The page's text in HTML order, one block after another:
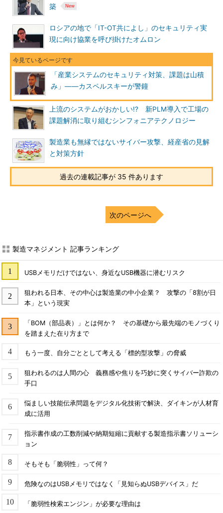
築
ロシアの地で「IT-OT共によし」のセキュリティ実
現に向け協業を呼び掛けたオムロン
「産業システムのセキュリティ対策、課題は山積
み」――カスペルスキーが警鐘
上流のシステムがおかしい!? 新PLM導入で工場の
課題解消に取り組むシンフォニアテクノロジー
製造業も無縁ではないサイバー攻撃、経産省の見解
と対策方針
過去の連載記事が 35 件あります
次のページへ
製造マネジメント 記事ランキング
USBメモリだけではない、身近なUSB機器に潜むリスク
狙われる日本、その中心は製造業の中小企業？ 攻撃の「8割が日
本」という現実
「BOM（部品表）」とは何か？ その基礎から最先端のモノづくり
を踏まえた在り方まで
もう一度、自分ごととして考える「標的型攻撃」の脅威
狙われるのは人間の心 義務感や焦りを巧妙に突くサイバー詐欺の
手口
悩ましい技能伝承問題をデジタル化技術で解決、ダイキンが人材育
成に活用
指示書作成の工数削減や納期短縮に貢献する製造指示書ソリューシ
ョン
そもそも「脆弱性」って何？
危険なのはUSBメモリではなく「見知らぬUSBデバイス」だ
「脆弱性検索エンジン」が必要な理由は